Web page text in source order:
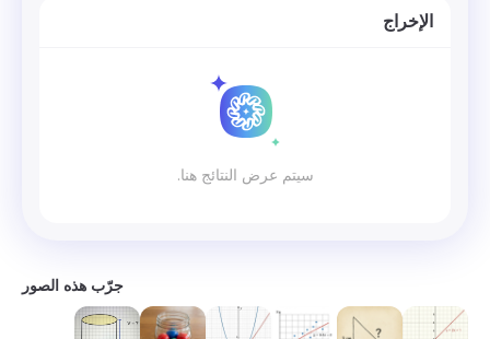
الإخراج
سيتم عرض النتائج هنا.
جرّب هذه الصور